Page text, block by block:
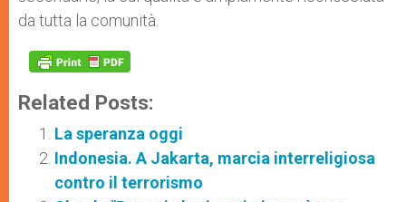
da tutta la comunità.
Related Posts:
La speranza oggi
Indonesia. A Jakarta, marcia interreligiosa
contro il terrorismo